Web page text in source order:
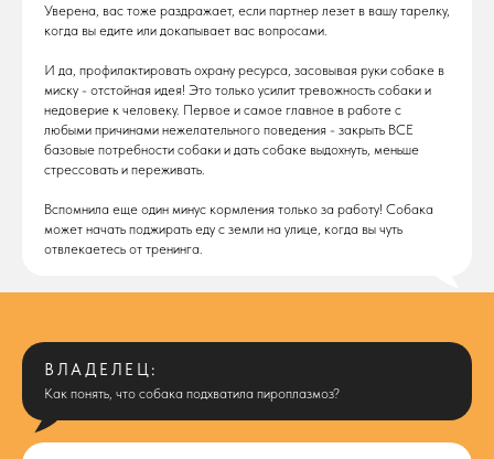
Уверена, вас тоже раздражает, если партнер лезет в вашу тарелку,
когда вы едите или докапывает вас вопросами.
И да, профилактировать охрану ресурса, засовывая руки собаке в
миску - отстойная идея! Это только усилит тревожность собаки и
недоверие к человеку. Первое и самое главное в работе с
любыми причинами нежелательного поведения - закрыть ВСЕ
базовые потребности собаки и дать собаке выдохнуть, меньше
стрессовать и переживать.
Вспомнила еще один минус кормления только за работу! Собака
может начать поджирать еду с земли на улице, когда вы чуть
отвлекаетесь от тренинга.
ВЛАДЕЛЕЦ:
Как понять, что собака подхватила пироплазмоз?